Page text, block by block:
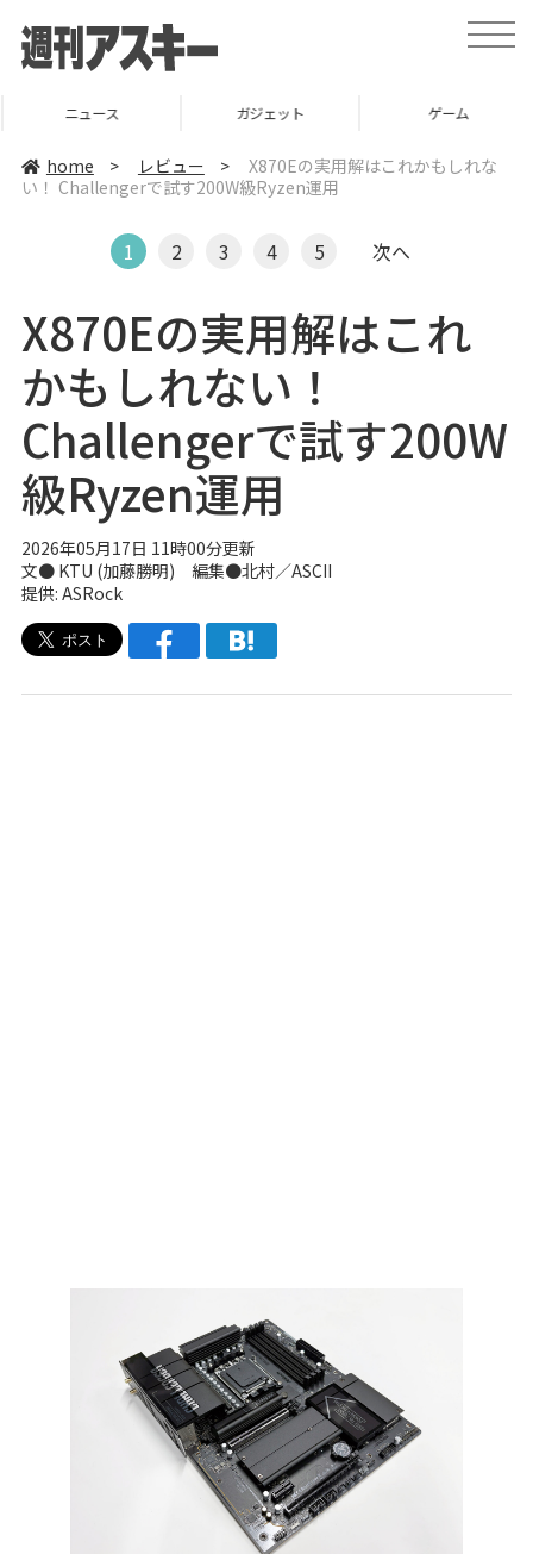
t
o
v
ニュース ガジェット ゲーム
home > レビュー >
X870Eの実用解はこれかもしれな
い！ Challengerで試す200W級Ryzen運用
1 2 3 4 5 次へ
X870Eの実用解はこれ
かもしれない！
Challengerで試す200W
級Ryzen運用
2026年05月17日 11時00分更新
文● KTU (加藤勝明) 編集●北村／ASCII
提供: ASRock